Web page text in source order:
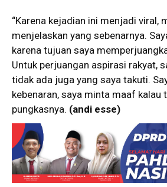
“Karena kejadian ini menjadi viral,
menjelaskan yang sebenarnya.
karena tujuan saya
Untuk perjuangan aspirasi rakyat,
tidak ada juga yang saya takuti.
kebenaran, saya minta maaf kalau
pungkasnya. (andi esse)